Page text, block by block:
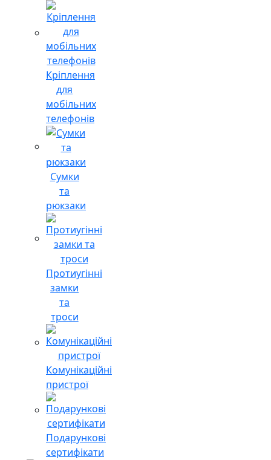
Кріплення
для
мобільних
телефонів
Сумки
та
рюкзаки
Протиугінні
замки
та
троси
Комунікаційні
пристрої
Подарункові
сертифікати